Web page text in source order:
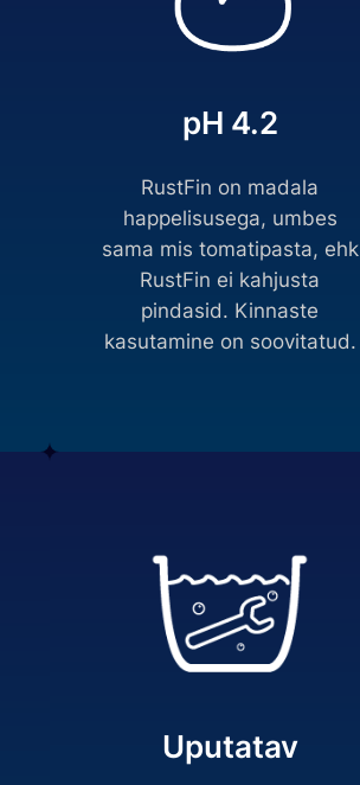
pH 4.2
RustFin on madala
happelisusega, umbes
sama mis tomatipasta, ehk
RustFin ei kahjusta
pindasid. Kinnaste
kasutamine on soovitatud.
Uputatav